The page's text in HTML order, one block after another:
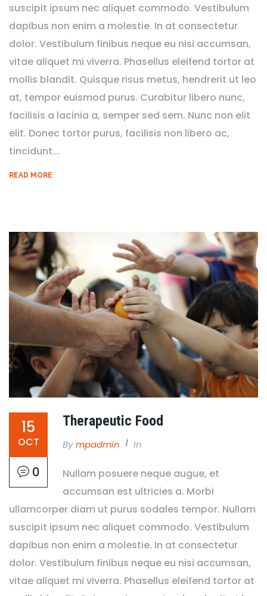
suscipit ipsum nec aliquet commodo. Vestibulum
dapibus non enim a molestie. In at consectetur
dolor. Vestibulum finibus neque eu nisi accumsan,
vitae aliquet mi viverra. Phasellus eleifend tortor at
mollis blandit. Quisque risus metus, hendrerit ut leo
at, tempor euismod purus. Curabitur libero nunc,
facilisis a lacinia a, semper sed sem. Nunc non elit
elit. Donec tortor purus, facilisis non libero ac,
tincidunt...
READ MORE
15
OCT
0
Therapeutic Food
By Mpadmin In
Nullam posuere neque augue, et
accumsan est ultricies a. Morbi
ullamcorper diam ut purus sodales tempor. Nullam
suscipit ipsum nec aliquet commodo. Vestibulum
dapibus non enim a molestie. In at consectetur
dolor. Vestibulum finibus neque eu nisi accumsan,
vitae aliquet mi viverra. Phasellus eleifend tortor at